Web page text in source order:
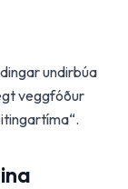
undirbúa
veggfóður